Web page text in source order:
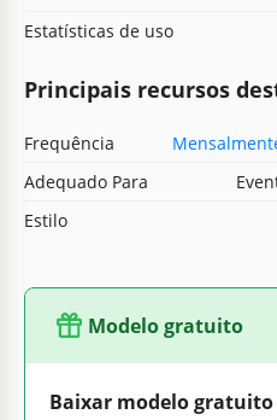
Estatísticas de uso
Principais recursos
Frequência
Adequado Para
Estilo
Modelo gratuito
Baixar modelo gratuito